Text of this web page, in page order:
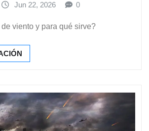
Jun 22, 2026 0
viento y para qué sirve?